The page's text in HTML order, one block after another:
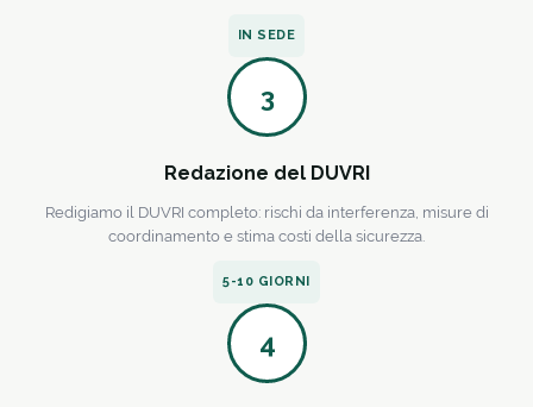
IN SEDE
3
Redazione del DUVRI
Redigiamo il DUVRI completo: rischi da interferenza, misure di
coordinamento e stima costi della sicurezza.
5-10 GIORNI
4